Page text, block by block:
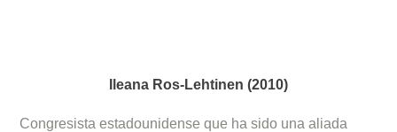
Ileana Ros-Lehtinen (2010)
Congresista estadounidense que ha sido una aliada